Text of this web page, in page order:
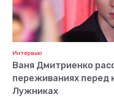
Интервью
Ваня Дмитриенко
переживаниях перед
Лужниках